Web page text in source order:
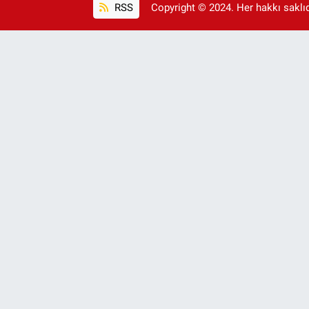
RSS Copyright © 2024. Her hakkı